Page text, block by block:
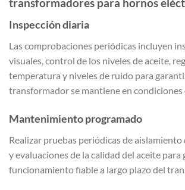
transformadores para hornos
Inspección diaria
Las comprobaciones periódicas incluyen
visuales, control de los niveles de aceite,
temperatura y niveles de ruido para
transformador se mantiene en condiciones
Mantenimiento programado
Realizar pruebas periódicas de aislamiento
y evaluaciones de la calidad del aceite para
funcionamiento fiable a largo plazo del